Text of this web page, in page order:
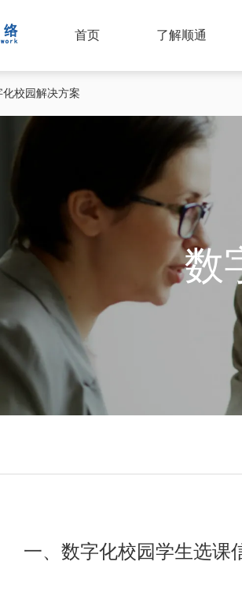
首页 了解顺通
化校园解决方案
数
一、数字化校园学生选课